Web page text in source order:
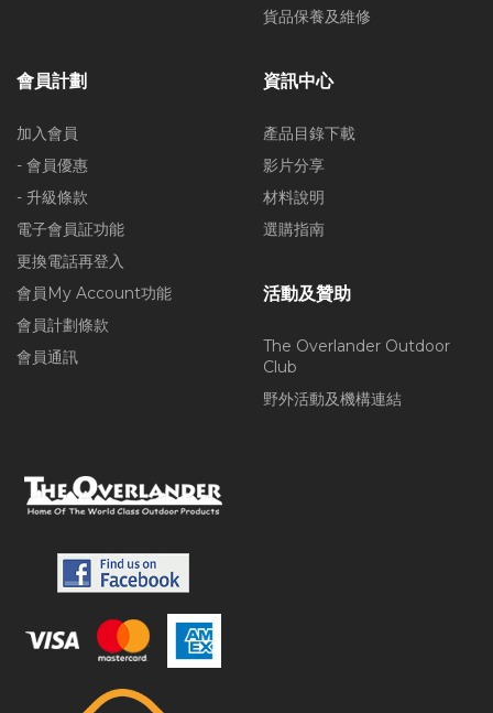
貨品保養及維修
會員計劃
加入會員
- 會員優惠
- 升級條款
電子會員証功能
更換電話再登入
會員My Account功能
會員計劃條款
會員通訊
資訊中心
產品目錄下載
影片分享
材料說明
選購指南
活動及贊助
The Overlander Outdoor
Club
野外活動及機構連結